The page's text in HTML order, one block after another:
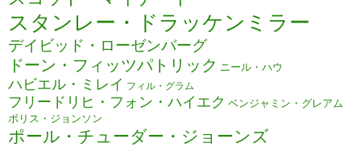
スタンレー・ドラッケンミラー
デイビッド・ローゼンバーグ
ドーン・フィッツパトリック ニール・ハウ
ハビエル・ミレイ フィル・グラム
フリードリヒ・フォン・ハイエク ベンジャミン・グレアム
ボリス・ジョンソン
ポール・チューダー・ジョーンズ